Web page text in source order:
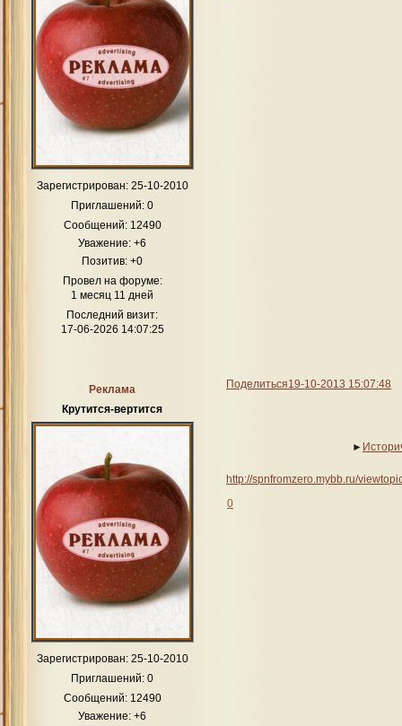
Зарегистрирован: 25-10-2010
Приглашений: 0
Сообщений:12490
Уважение: +6
Позитив: +0
Провел на форуме:
1 месяц 11 дней
Последний визит:
17-06-2026 14:07:25
Поделиться19-10-2013 15:07:48
Реклама
Крутится-вертится
Зарегистрирован: 25-10-2010
Приглашений: 0
Сообщений:12490
Уважение: +6
►
http://spnfromzero.mybb.ru/
0